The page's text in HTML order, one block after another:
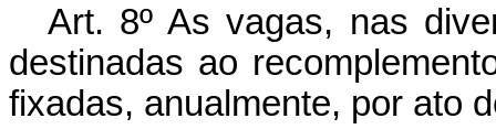
Art. 8º As vagas, nas
destinadas ao
fixadas, anualmente, por ato